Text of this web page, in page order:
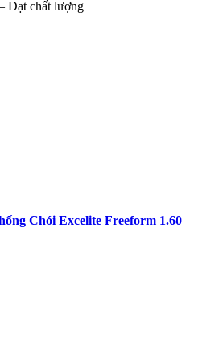
Đạt chất lượng
Chói Excelite Freeform 1.60